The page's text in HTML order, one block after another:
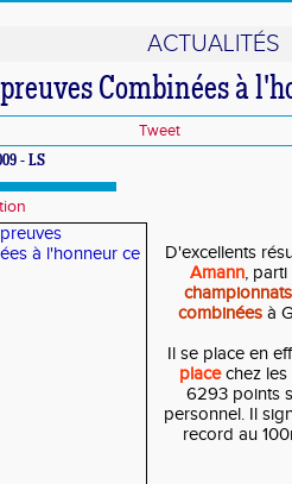
ACTUALITÉS
Combinées à
Tweet
- LS
D'excellents
Amann,
combinées à
Il se place en
placechez les
6293 points
personnel. Il
record au